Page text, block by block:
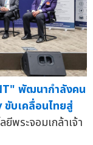
พัฒนากำลังคน
บเคลื่อนไทยสู่
พระจอมเกล้าเจ้า